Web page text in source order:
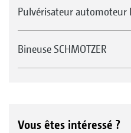
Pulvérisateur automoteur
Bineuse SCHMOTZER
Vous êtes intéressé ?